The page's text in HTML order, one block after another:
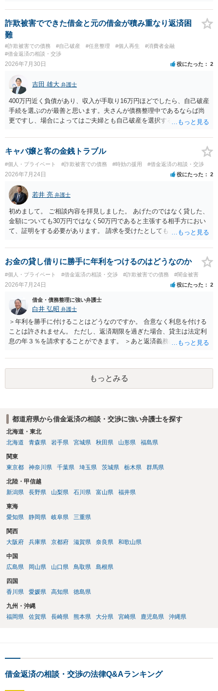
ることには消極的なことが多いものの、お近くの弁護士にご依頼しチ
ャレンジなさる意義は十分にあると思います。
詐欺被害でできた借金と元の借金が積み重なり返済困
難
#詐欺被害での債務 #自己破産 #任意整理 #個人再生
#消費者金融
#借金返済の相談・交渉
2026年7月30日 役にたった 2
吉田 雄大 弁護士
400万円近く負債があり、収入が手取り16万円ほどでしたら、自己破産
手続を選ぶのが最善と思います。夫さんが債務整理中であるならば尚
更ですし、場合によってはご夫婦とも自己破産を選択する方法もある
キャバ嬢と客の金銭トラブル
#個人・プライベート #詐欺被害での債務 #時効の援用 #借金返済の相談・交渉
2026年7月24日 役にたった 2
若井 亮 弁護士
初めまして。 ご相談内容を拝見しました。 あげたのではなく貸した、
金額についても30万円ではなく50万円であると主張する相手方におい
て、証明をする必要があります。 請求を受けたとしても、もらったも
れることになるでしょう。 請求があるまでは、こちらからアクション
を起こす必要はないかと思います。
お金の貸し借りに勝手に年利をつけるのはどうなのか
#個人・プライベート #借金返済の相談・交渉 #詐欺被害での債務 #闇金被害
2026年7月24日 役にたった 2
借金・債務整理に強い弁護士
白井 弘昭 弁護士
＞年利を勝手に付けることはどうなのですか。 合意なく利息を付ける
ことは許されません。 ただし、返済期限を過ぎた場合、貸主は法定利
息の年３％を請求することができます。 ＞あと返済義務はありますか
りたお金は返さなければいけませんし、勝手につけた利息は返済不要
です。 以上、ご参考まで。
もっとみる
都道府県から借金返済の相談・交渉に強い弁護士を探す
北海道・東北
北海道
青森県 岩手県 宮城県 秋田県 山形県 福島県
関東
東京都
神奈川県 千葉県 埼玉県 茨城県 栃木県 群馬県
北陸・甲信越
新潟県
長野県 山梨県 石川県 富山県 福井県
東海
愛知県
静岡県 岐阜県 三重県
関西
大阪府
兵庫県 京都府 滋賀県 奈良県 和歌山県
中国
広島県
岡山県 山口県 鳥取県 島根県
四国
香川県
愛媛県 高知県 徳島県
九州・沖縄
福岡県
佐賀県 長崎県 熊本県 大分県 宮崎県 鹿児島県 沖縄県
借金返済の相談・交渉の法律Q&Aランキング